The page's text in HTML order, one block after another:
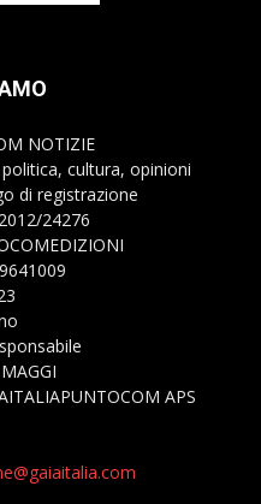
NOTIZIE
cultura, opinioni
di registrazione
24276
APS